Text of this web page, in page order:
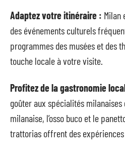
Adaptez votre itinéraire : Milan
des événements culturels
programmes des musées et des
touche locale à votre visite.
Profitez de la gastronomie
goûter aux spécialités
milanaise, l’osso buco et le
trattorias offrent des